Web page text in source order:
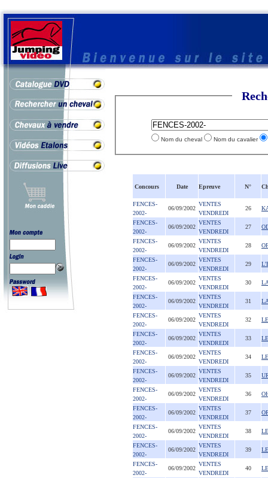
Nom du cheval Nom du cavalier
Concours Date Epreuve N°
FENCES-
2002-
06/09/2002
VENTES
VENDREDI
26
FENCES-
2002-
06/09/2002
VENTES
VENDREDI
27
FENCES-
2002-
06/09/2002
VENTES
VENDREDI
28
FENCES-
2002-
06/09/2002
VENTES
VENDREDI
29
FENCES-
2002-
06/09/2002
VENTES
VENDREDI
30
FENCES-
2002-
06/09/2002
VENTES
VENDREDI
31
FENCES-
2002-
06/09/2002
VENTES
VENDREDI
32
FENCES-
2002-
06/09/2002
VENTES
VENDREDI
33
FENCES-
2002-
06/09/2002
VENTES
VENDREDI
34
FENCES-
2002-
06/09/2002
VENTES
VENDREDI
35
FENCES-
2002-
06/09/2002
VENTES
VENDREDI
36
FENCES-
2002-
06/09/2002
VENTES
VENDREDI
37
FENCES-
2002-
06/09/2002
VENTES
VENDREDI
38
FENCES-
2002-
06/09/2002
VENTES
VENDREDI
39
FENCES-
2002-
06/09/2002
VENTES
VENDREDI
40